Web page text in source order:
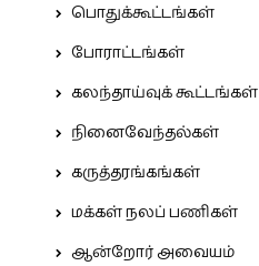
பொதுக்கூட்டங்கள்
போராட்டங்கள்
கலந்தாய்வுக் கூட்டங்கள்
நினைவேந்தல்கள்
கருத்தரங்கங்கள்
மக்கள் நலப் பணிகள்
ஆன்றோர் அவையம்